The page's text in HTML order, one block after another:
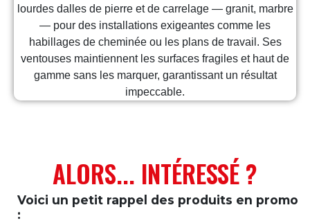
lourdes dalles de pierre et de carrelage — granit, marbre
— pour des installations exigeantes comme les
habillages de cheminée ou les plans de travail. Ses
ventouses maintiennent les surfaces fragiles et haut de
gamme sans les marquer, garantissant un résultat
impeccable.
ALORS... INTÉRESSÉ ?
Voici un petit rappel des produits en promo
: